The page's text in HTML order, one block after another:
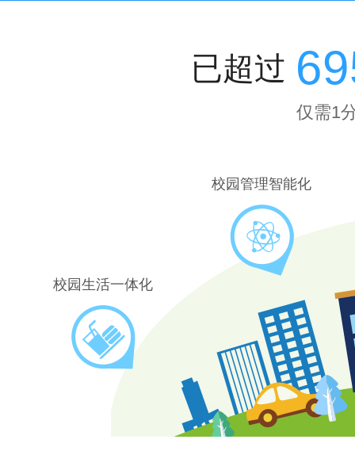
已超过 6
7
8
9
仅需1
校园生活一体化
校园管理智能化